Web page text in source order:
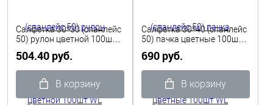
Салфетка 30*30 (спанлейс
50) рулон цветной 100шт
504.40 руб.
В корзину
Салфетка 30*40 (спанлейс
50) пачка цветные 100шт
690 руб.
В корзину